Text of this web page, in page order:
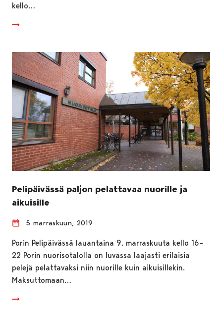
kello…
Pelipäivässä paljon pelattavaa nuorille ja
aikuisille
5 marraskuun, 2019
Porin Pelipäivässä lauantaina 9. marraskuuta kello 16–
22 Porin nuorisotalolla on luvassa laajasti erilaisia
pelejä pelattavaksi niin nuorille kuin aikuisillekin.
Maksuttomaan…